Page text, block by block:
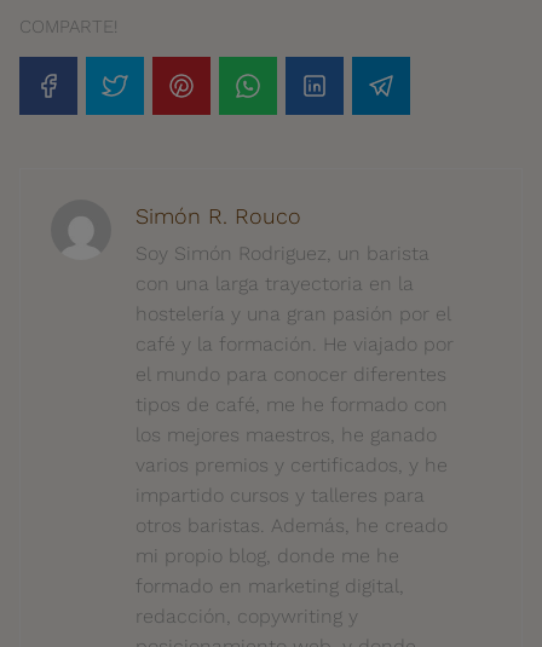
COMPARTE!
Simón R. Rouco
Soy Simón Rodriguez, un barista
con una larga trayectoria en la
hostelería y una gran pasión por el
café y la formación. He viajado por
el mundo para conocer diferentes
tipos de café, me he formado con
los mejores maestros, he ganado
varios premios y certificados, y he
impartido cursos y talleres para
otros baristas. Además, he creado
mi propio blog, donde me he
formado en marketing digital,
redacción, copywriting y